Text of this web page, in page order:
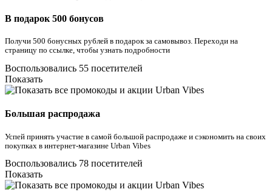
В подарок 500 бонусов
Получи 500 бонусных рублей в подарок за самовывоз. Переходи на
страницу по ссылке, чтобы узнать подробности
Воспользовались 55 посетителей
Показать
Большая распродажа
Успей принять участие в самой большой распродаже и сэкономить на своих
покупках в интернет-магазине Urban Vibes
Воспользовались 78 посетителей
Показать